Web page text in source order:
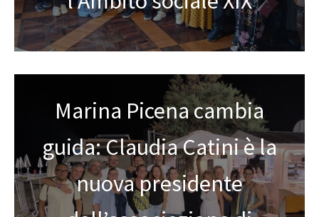
Marina Picena cambia
guida: Claudia Catini è la
nuova presidente